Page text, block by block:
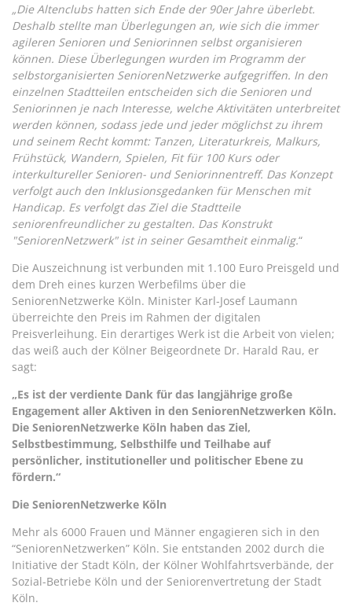
„Die Altenclubs hatten sich Ende der 90er Jahre überlebt.
Deshalb stellte man Überlegungen an, wie sich die immer
agileren Senioren und Seniorinnen selbst organisieren
können. Diese Überlegungen wurden im Programm der
selbstorganisierten SeniorenNetzwerke aufgegriffen. In den
einzelnen Stadtteilen entscheiden sich die Senioren und
Seniorinnen je nach Interesse, welche Aktivitäten unterbreitet
werden können, sodass jede und jeder möglichst zu ihrem
und seinem Recht kommt: Tanzen, Literaturkreis, Malkurs,
Frühstück, Wandern, Spielen, Fit für 100 Kurs oder
interkultureller Senioren- und Seniorinnentreff. Das Konzept
verfolgt auch den Inklusionsgedanken für Menschen mit
Handicap. Es verfolgt das Ziel die Stadtteile
seniorenfreundlicher zu gestalten. Das Konstrukt
"SeniorenNetzwerk" ist in seiner Gesamtheit einmalig.“
Die Auszeichnung ist verbunden mit 1.100 Euro Preisgeld und
dem Dreh eines kurzen Werbefilms über die
SeniorenNetzwerke Köln. Minister Karl-Josef Laumann
überreichte den Preis im Rahmen der digitalen
Preisverleihung. Ein derartiges Werk ist die Arbeit von vielen;
das weiß auch der Kölner Beigeordnete Dr. Harald Rau, er
sagt:
„Es ist der verdiente Dank für das langjährige große
Engagement aller Aktiven in den SeniorenNetzwerken Köln.
Die SeniorenNetzwerke Köln haben das Ziel,
Selbstbestimmung, Selbsthilfe und Teilhabe auf
persönlicher, institutioneller und politischer Ebene zu
fördern.“
Die SeniorenNetzwerke Köln
Mehr als 6000 Frauen und Männer engagieren sich in den
“SeniorenNetzwerken” Köln. Sie entstanden 2002 durch die
Initiative der Stadt Köln, der Kölner Wohlfahrtsverbände, der
Sozial-Betriebe Köln und der Seniorenvertretung der Stadt
Köln.